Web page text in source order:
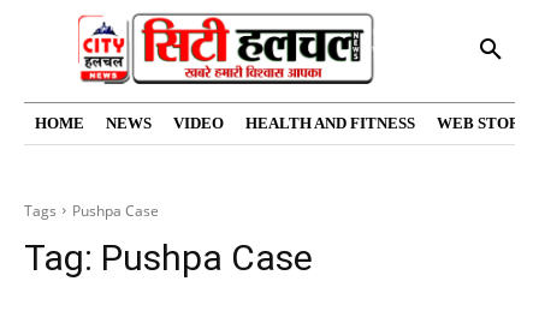
HOME NEWS VIDEO HEALTH AND FITNESS WEB
Tags Pushpa Case
Tag: Pushpa Case